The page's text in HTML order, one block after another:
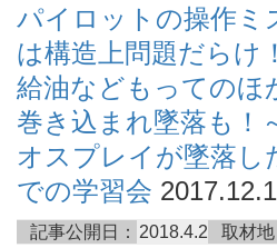
パイロットの操作ミ
は構造上問題だらけ
給油などもってのほ
巻き込まれ墜落も！
オスプレイが墜落し
での学習会
記事公開日： 2018.4.2 取材地